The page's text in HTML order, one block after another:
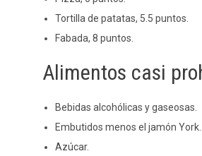
Tortilla de patatas, 5.5 puntos.
Fabada, 8 puntos.
Alimentos casi
Bebidas alcohólicas y gaseosas.
Embutidos menos el jamón York.
Azúcar.